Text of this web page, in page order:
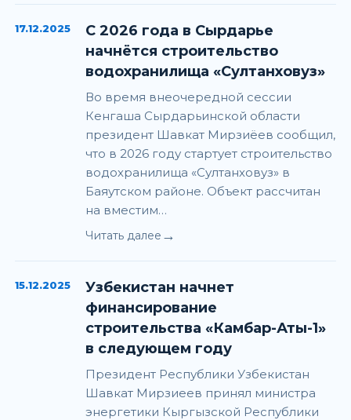
17.12.2025
С 2026 года в Сырдарье
начнётся строительство
водохранилища «Султанховуз»
Во время внеочередной сессии
Кенгаша Сырдарьинской области
президент Шавкат Мирзиёев сообщил,
что в 2026 году стартует строительство
водохранилища «Султанховуз» в
Баяутском районе. Объект рассчитан
на вместим…
Читать далее →
15.12.2025
Узбекистан начнет
финансирование
строительства «Камбар-Аты-1»
в следующем году
Президент Республики Узбекистан
Шавкат Мирзиеев принял министра
энергетики Кыргызской Республики